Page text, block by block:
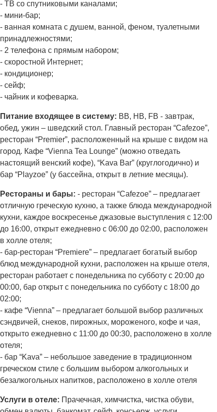
- ТВ со спутниковыми каналами;
- мини-бар;
- ванная комната с душем, ванной, феном, туалетными
принадлежностями;
- 2 телефона с прямым набором;
- скоростной Интернет;
- кондиционер;
- сейф;
- чайник и кофеварка.
Питание входящее в систему: BB, HB, FB - завтрак,
обед, ужин – шведский стол. Главный ресторан “Cafezoe”,
ресторан “Premier”, расположенный на крыше с видом на
город. Кафе “Vienna Tea Lounge” (можно отведать
настоящий венский кофе), “Kava Bar” (круглогодично) и
бар “Playzoe” (у бассейна, открыт в летние месяцы).
Рестораны и бары: - ресторан “Cafezoe” – предлагает
отличную греческую кухню, а также блюда международной
кухни, каждое воскресенье джазовые выступления с 12:00
до 16:00, открыт ежедневно с 06:00 до 02:00, расположен
в холле отеля;
- бар-ресторан “Premiere” – предлагает богатый выбор
блюд международной кухни, расположен на крыше отеля,
ресторан работает с понедельника по субботу с 20:00 до
00:00, бар открыт с понедельника по субботу с 18:00 до
02:00;
- кафе “Vienna” – предлагает большой выбор различных
сэндвичей, снеков, пирожных, мороженого, кофе и чая,
открыто ежедневно с 11:00 до 00:30, расположено в холле
отеля;
- бар “Kava” – небольшое заведение в традиционном
греческом стиле с большим выбором алкогольных и
безалкогольных напитков, расположено в холле отеля
Услуги в отеле: Прачечная, химчистка, чистка обуви,